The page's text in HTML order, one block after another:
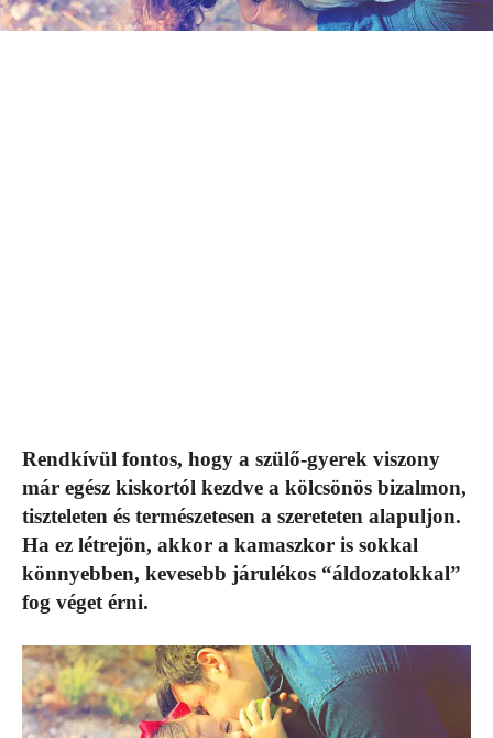
Rendkívül fontos, hogy a szülő-gyerek viszony
már egész kiskortól kezdve a kölcsönös bizalmon,
tiszteleten és természetesen a szereteten alapuljon.
Ha ez létrejön, akkor a kamaszkor is sokkal
könnyebben, kevesebb járulékos “áldozatokkal”
fog véget érni.